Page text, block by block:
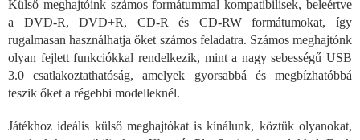
t
a
i
r
á
y
t
Külső meghajtóink számos formátummal kompatibilisek, beleértve
a DVD-R, DVD+R, CD-R és CD-RW formátumokat, így
rugalmasan használhatja őket számos feladatra. Számos meghajtónk
olyan fejlett funkciókkal rendelkezik, mint a nagy sebességű USB
3.0 csatlakoztathatóság, amelyek gyorsabbá és megbízhatóbbá
teszik őket a régebbi modelleknél.
Játékhoz ideális külső meghajtókat is kínálunk, köztük olyanokat,